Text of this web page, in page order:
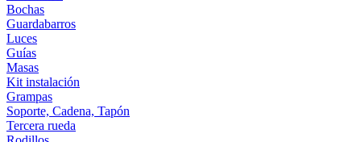
Bochas
Guardabarros
Luces
Guías
Masas
Kit instalación
Grampas
Soporte, Cadena, Tapón
Tercera rueda